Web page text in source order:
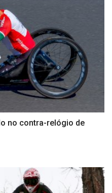
no contra-relógio de